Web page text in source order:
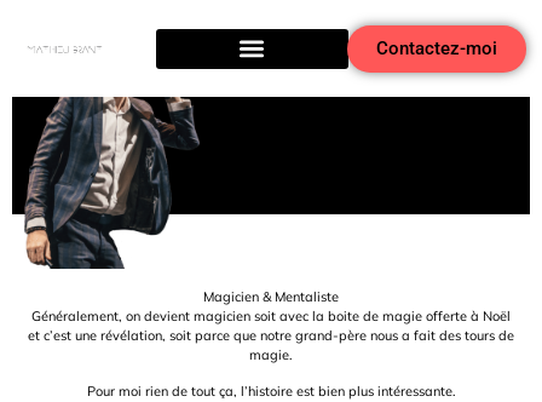
Contactez-moi
« Offrez un souvenir incroyable et inoubliable à vos invités »
Voir la vidéo
Magicien & Mentaliste
Généralement, on devient magicien soit avec la boite de magie offerte à Noël
et c’est une révélation, soit parce que notre grand-père nous a fait des tours de
magie.
Pour moi rien de tout ça, l’histoire est bien plus intéressante.